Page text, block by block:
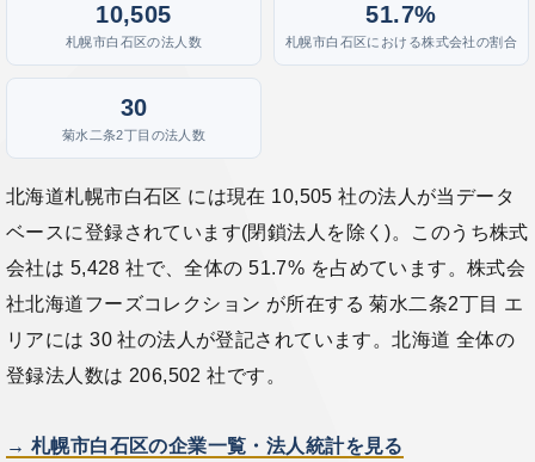
10,505
札幌市白石区の法人数
51.7%
札幌市白石区における株式会社の割合
30
菊水二条2丁目の法人数
北海道札幌市白石区 には現在 10,505 社の法人が当データ
ベースに登録されています(閉鎖法人を除く)。このうち株式
会社は 5,428 社で、全体の 51.7% を占めています。株式会
社北海道フーズコレクション が所在する 菊水二条2丁目 エ
リアには 30 社の法人が登記されています。北海道 全体の
登録法人数は 206,502 社です。
→ 札幌市白石区の企業一覧・法人統計を見る